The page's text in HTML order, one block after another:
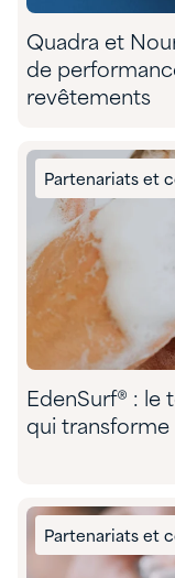
Quadra et
de
revêtements
Partenariats et
EdenSurf® : le
qui transforme
Partenariats et